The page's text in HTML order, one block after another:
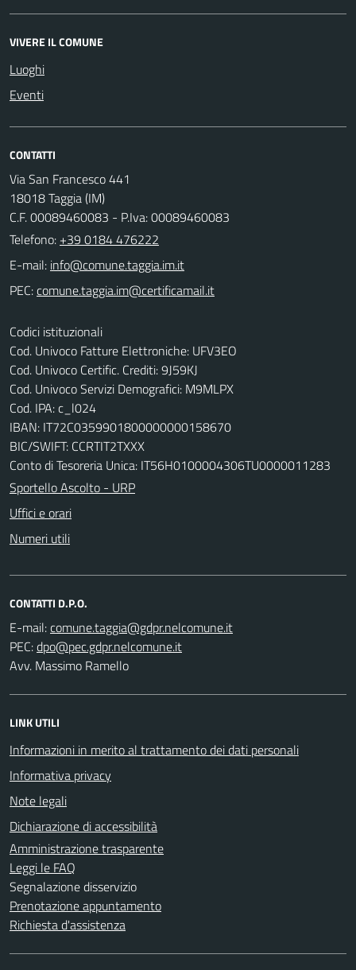
VIVERE IL COMUNE
Luoghi
Eventi
CONTATTI
Via San Francesco 441
18018 Taggia (IM)
C.F. 00089460083 - P.Iva: 00089460083
Telefono: +39 0184 476222
E-mail:
PEC:
Codici istituzionali
Cod. Univoco Fatture Elettroniche: UFV3EO
Cod. Univoco Certific. Crediti: 9J59KJ
Cod. Univoco Servizi Demografici: M9MLPX
Cod. IPA: c_l024
IBAN: IT72C0359901800000000158670
BIC/SWIFT: CCRTIT2TXXX
Conto di Tesoreria Unica: IT56H0100004306TU0000011283
Sportello Ascolto - URP
Uffici e orari
Numeri utili
CONTATTI D.P.O.
E-mail:
PEC:
Avv. Massimo Ramello
LINK UTILI
Informazioni in merito al trattamento dei dati personali
Informativa privacy
Note legali
Dichiarazione di accessibilità
Amministrazione trasparente
Leggi le FAQ
Segnalazione disservizio
Prenotazione appuntamento
Richiesta d'assistenza